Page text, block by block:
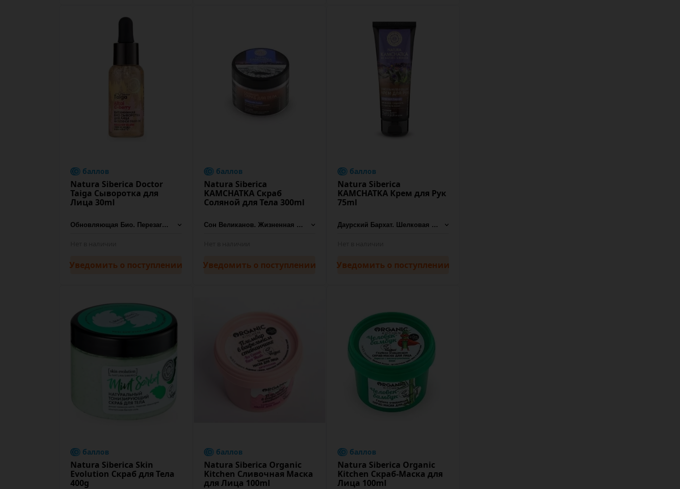
баллов
Natura Siberica Doctor
Taiga Сыворотка для
Лица 30ml
Уведомить о поступлении
баллов
Natura Siberica
KAMCHATKA Скраб
Соляной для Тела 300ml
Уведомить о поступлении
баллов
Natura Siberica
KAMCHATKA Крем для Рук
75ml
Уведомить о поступлении
баллов
Natura Siberica Skin
Evolution Скраб для Тела
400g
баллов
Natura Siberica Organic
Kitchen Сливочная Маска
для Лица 100ml
баллов
Natura Siberica Organic
Kitchen Скраб-Маска для
Лица 100ml